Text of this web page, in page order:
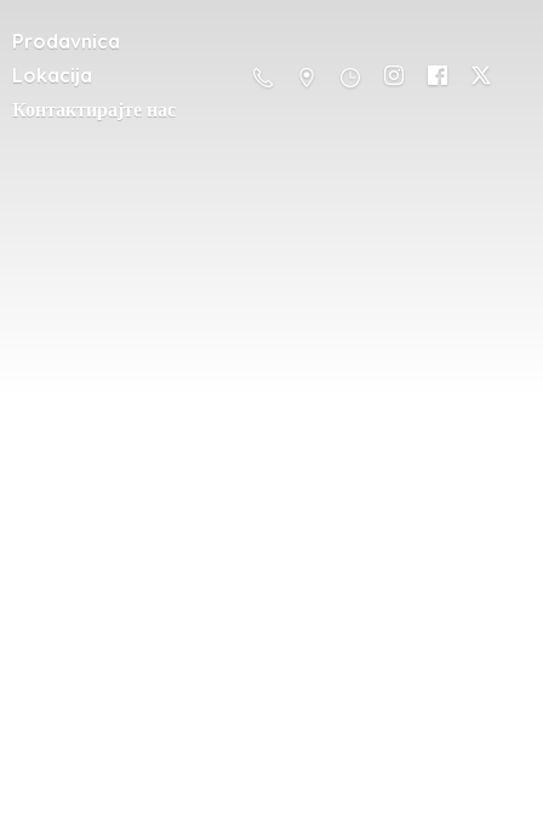
Prodavnica
Lokacija
Контактирајте нас